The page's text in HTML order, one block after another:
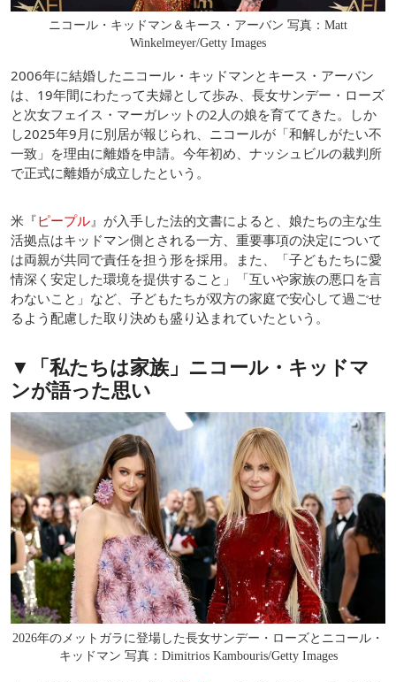
ニコール・キッドマン＆キース・アーバン 写真：Matt
Winkelmeyer/Getty Images
2006年に結婚したニコール・キッドマンとキース・アーバン
は、19年間にわたって夫婦として歩み、長女サンデー・ローズ
と次女フェイス・マーガレットの2人の娘を育ててきた。しか
し2025年9月に別居が報じられ、ニコールが「和解しがたい不
一致」を理由に離婚を申請。今年初め、ナッシュビルの裁判所
で正式に離婚が成立したという。
米『ピープル』が入手した法的文書によると、娘たちの主な生
活拠点はキッドマン側とされる一方、重要事項の決定について
は両親が共同で責任を担う形を採用。また、「子どもたちに愛
情深く安定した環境を提供すること」「互いや家族の悪口を言
わないこと」など、子どもたちが双方の家庭で安心して過ごせ
るよう配慮した取り決めも盛り込まれていたという。
▼「私たちは家族」ニコール・キッドマ
ンが語った思い
2026年のメットガラに登場した長女サンデー・ローズとニコール・
キッドマン 写真：Dimitrios Kambouris/Getty Images